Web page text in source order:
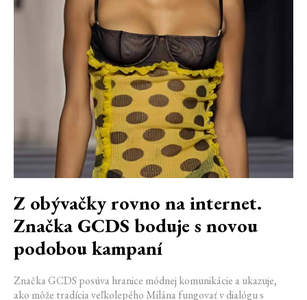
Z obývačky rovno na internet.
Značka GCDS boduje s novou
podobou kampaní
Značka GCDS posúva hranice módnej komunikácie a ukazuje,
ako môže tradícia veľkolepého Milána fungovať v dialógu s